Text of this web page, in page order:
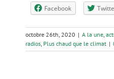
Facebook
octobre 26th, 2020 | A la une,
radios, Plus chaud que le climat |